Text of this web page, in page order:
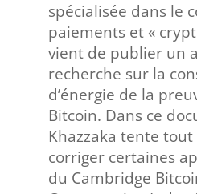
spécialisée dans le
paiements et «
vient de publier un
recherche sur la
d’énergie de la
Bitcoin. Dans ce
Khazzaka tente tout
corriger certaines
du Cambridge